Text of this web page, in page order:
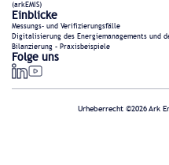
(arkEMIS)
Einblicke
Messungs- und Verifizierungsfälle
Digitalisierung des Energiemanagements und
Bilanzierung – Praxisbeispiele
Folge uns
Urheberrecht ©2026 Ark